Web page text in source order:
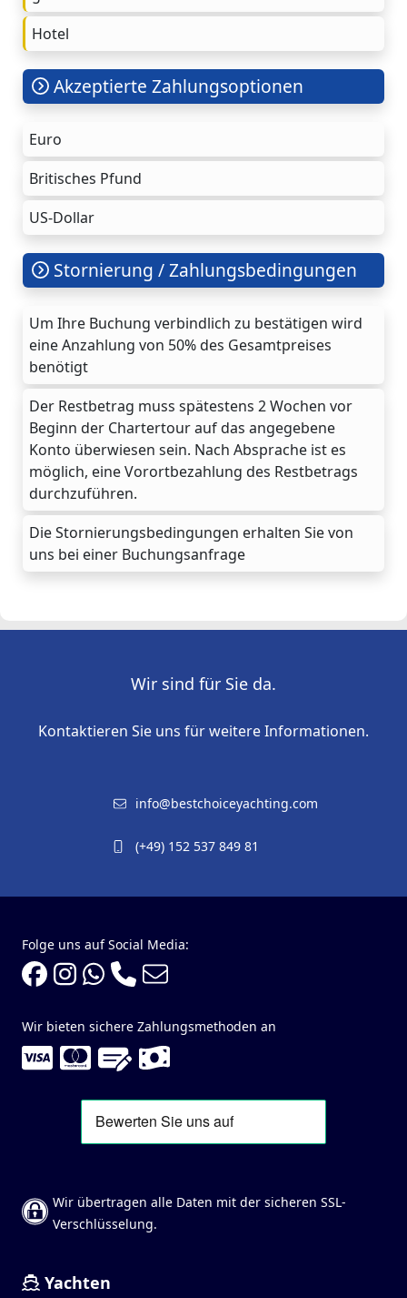
Hotel
Akzeptierte Zahlungsoptionen
Euro
Britisches Pfund
US-Dollar
Stornierung / Zahlungsbedingungen
Um Ihre Buchung verbindlich zu bestätigen wird
eine Anzahlung von 50% des Gesamtpreises
benötigt
Der Restbetrag muss spätestens 2 Wochen vor
Beginn der Chartertour auf das angegebene
Konto überwiesen sein. Nach Absprache ist es
möglich, eine Vorortbezahlung des Restbetrags
durchzuführen.
Die Stornierungsbedingungen erhalten Sie von
uns bei einer Buchungsanfrage
Wir sind für Sie da.
Kontaktieren Sie uns für weitere Informationen.
info@bestchoiceyachting.com
(+49) 152 537 849 81
Folge uns auf Social Media:
Wir bieten sichere Zahlungsmethoden an
Wir übertragen alle Daten mit der sicheren SSL-
Verschlüsselung.
Yachten